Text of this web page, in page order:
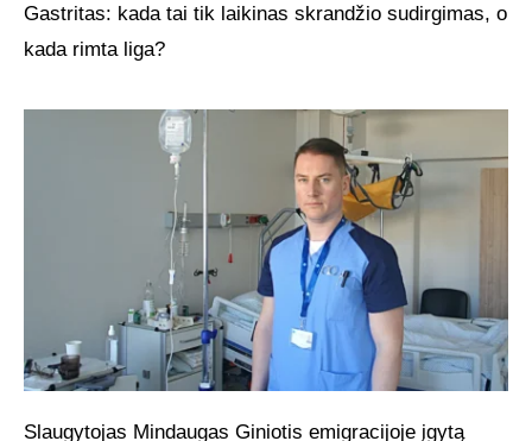
Gastritas: kada tai tik laikinas skrandžio sudirgimas, o
kada rimta liga?
Slaugytojas Mindaugas Giniotis emigracijoje įgytą